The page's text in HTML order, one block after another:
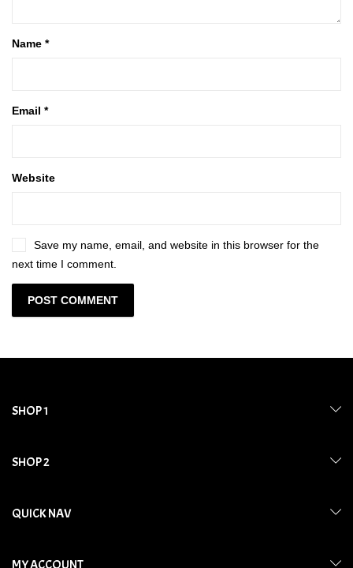
Name *
Email *
Website
Save my name, email, and website in this browser for the
next time I comment.
SHOP 1
SHOP 2
QUICK NAV
MY ACCOUNT